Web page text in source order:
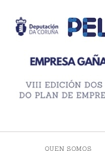
QUEN SOMOS